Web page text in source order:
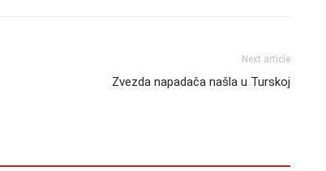
Next article
Zvezda napadača našla u Turskoj